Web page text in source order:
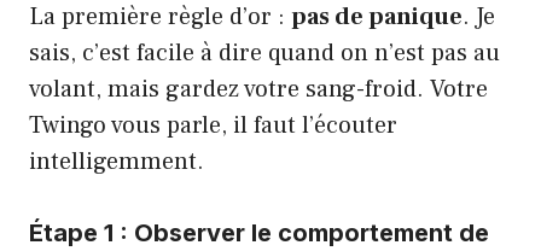
La première règle d’or : pas de panique. Je
sais, c’est facile à dire quand on n’est pas au
volant, mais gardez votre sang-froid. Votre
Twingo vous parle, il faut l’écouter
intelligemment.
Étape 1 : Observer le comportement de